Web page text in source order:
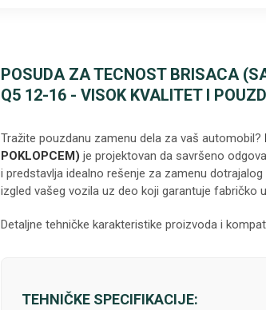
POSUDA ZA TECNOST BRISACA
Q5 12-16 - VISOK KVALITET I
Tražite pouzdanu zamenu dela za vaš automobil?
POKLOPCEM) je projektovan da savršeno
i predstavlja idealno rešenje za zamenu
izgled vašeg vozila uz deo koji garantuje fabričko
Detaljne tehničke karakteristike proizvoda i
TEHNIČKE SPECIFIKACIJE: